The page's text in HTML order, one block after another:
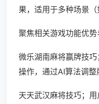
果，适用于多种场景
聚焦相关游戏功能优势
微乐湖南麻将赢牌技
操作，通过AI算法调整
天天武汉麻将技巧；用